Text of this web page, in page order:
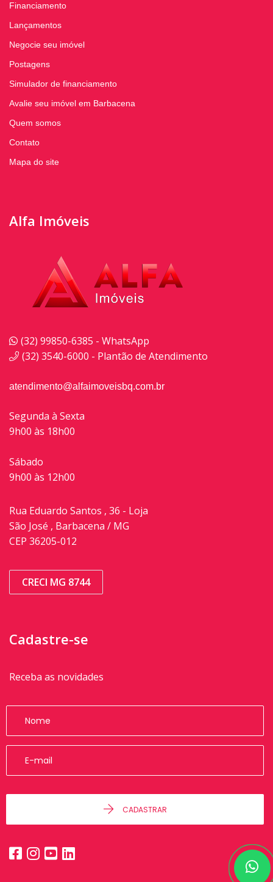
Financiamento
Lançamentos
Negocie seu imóvel
Postagens
Simulador de financiamento
Avalie seu imóvel em Barbacena
Quem somos
Contato
Mapa do site
Alfa Imóveis
(32) 99850-6385 - WhatsApp
(32) 3540-6000 - Plantão de Atendimento
atendimento@alfaimoveisbq.com.br
Segunda à Sexta
9h00 às 18h00
Sábado
9h00 às 12h00
Rua Eduardo Santos , 36 - Loja
São José , Barbacena / MG
CEP 36205-012
CRECI MG 8744
Cadastre-se
Receba as novidades
CADASTRAR